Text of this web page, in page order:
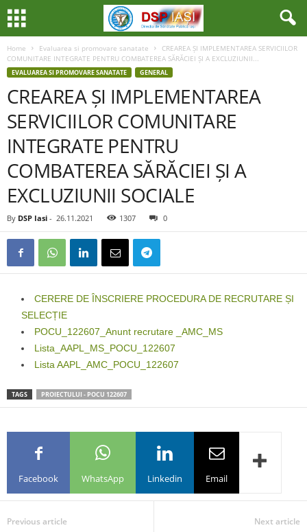
Home Evaluarea si promovare sanatate
CREAREA ȘI IMPLEMENTAREA SERVICIILOR
COMUNITARE INTEGRATE PENTRU COMBATEREA SĂRĂCIEI ȘI A EXCLUZIUNII...
EVALUAREA SI PROMOVARE SANATATE GENERAL
CREAREA ȘI IMPLEMENTAREA
SERVICIILOR COMUNITARE
INTEGRATE PENTRU
COMBATEREA SĂRĂCIEI ȘI A
EXCLUZIUNII SOCIALE
By DSP Iasi - 26.11.2021 1307 0
CERERE DE ÎNSCRIERE PROCEDURA DE RECRUTARE ȘI
SELECȚIE
POCU_122607_Anunt recrutare _AMC_MS
Lista_AAPL_MS_POCU_122607
Lista AAPL_AMC_POCU_122607
TAGS PROIECTULUI - POCU 122607
Facebook WhatsApp Linkedin Email
Previous article Next article